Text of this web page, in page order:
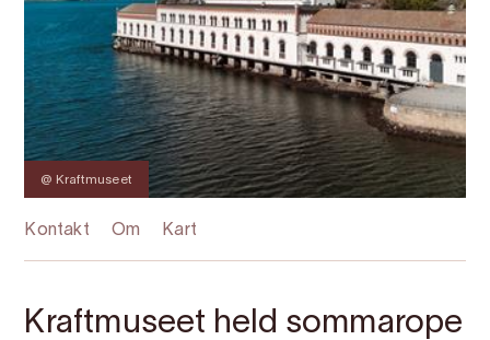
@ Kraftmuseet
Kontakt Om Kart
Kraftmuseet held sommarope